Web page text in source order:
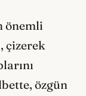
önemli
çizerek
özgün